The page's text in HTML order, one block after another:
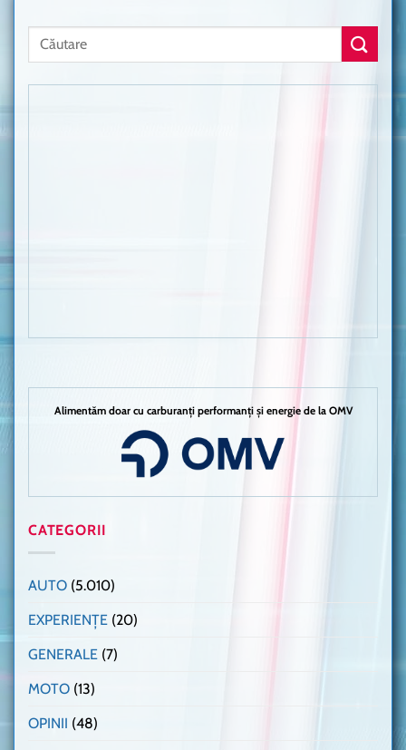
Alimentăm doar cu carburanți performanți și energie de la OMV
CATEGORII
AUTO (5.010)
EXPERIENȚE (20)
GENERALE (7)
MOTO (13)
OPINII (48)